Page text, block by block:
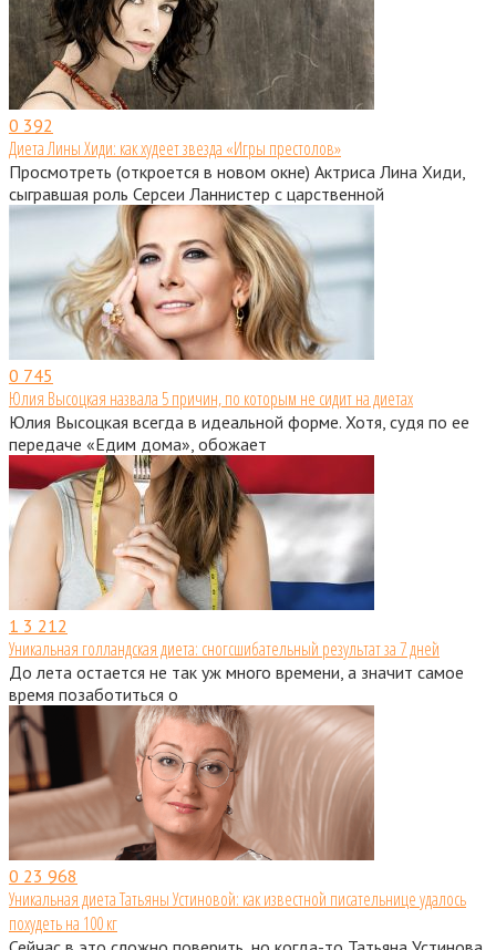
0 392
Диета Лины Хиди: как худеет звезда «Игры престолов»
Просмотреть (откроется в новом окне) Актриса Лина Хиди,
сыгравшая роль Серсеи Ланнистер с царственной
0 745
Юлия Высоцкая назвала 5 причин, по которым не сидит на диетах
Юлия Высоцкая всегда в идеальной форме. Хотя, судя по ее
передаче «Едим дома», обожает
1 3 212
Уникальная голландская диета: сногсшибательный результат за 7 дней
До лета остается не так уж много времени, а значит самое
время позаботиться о
0 23 968
Уникальная диета Татьяны Устиновой: как известной писательнице удалось
похудеть на 100 кг